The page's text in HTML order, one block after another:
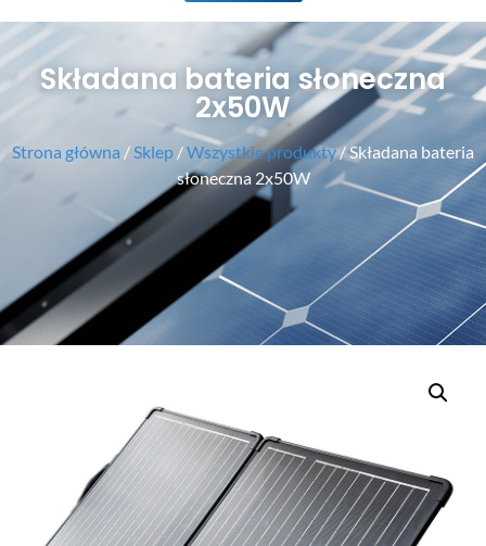
Składana bateria słoneczna
2x50W
Strona główna / Sklep /Wszystkie produkty/ Składana bateria
słoneczna 2x50W